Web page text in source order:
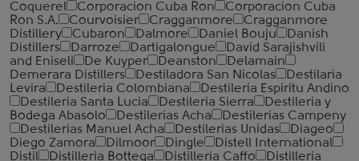
Coquerel
Corporacion Cuba Ron
Corporacion Cuba
Ron S.A.
Courvoisier Cragganmore
Cragganmore
Distillery
Cubaron Dalmore Daniel Bouju
Danish
Distillers
Darroze Dartigalongue
David Sarajishvili
and Eniseli
De Kuyper Deanston
Delamain
Demerara Distillers
Destiladora San Nicolas
Destilaria
Levira
Destileria Colombiana
Destileria Espiritu Andino
Destileria Santa Lucia
Destileria Sierra
Destileria y
Bodega Abasolo
Destilerias Acha
Destilerias Campeny
Destilerias Manuel Acha
Destilerias Unidas
Diageo
Diego Zamora
Dilmoor Dingle
Distell International
Distil
Distilleria Bottega Distilleria Caffo
Distilleria